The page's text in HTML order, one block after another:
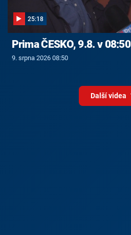
25:18
Prima ČESKO, 9.8. v 08:50
9. srpna 2026 08:50
Další videa